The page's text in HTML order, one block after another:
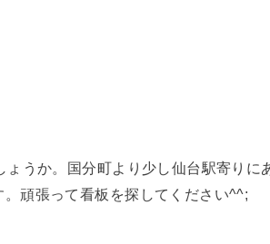
うか。国分町より少し仙台駅寄りに
頑張って看板を探してください^^;